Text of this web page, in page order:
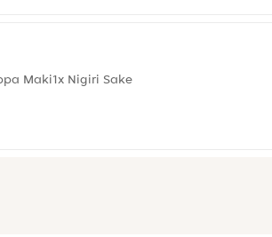
Maki1x Nigiri Sake